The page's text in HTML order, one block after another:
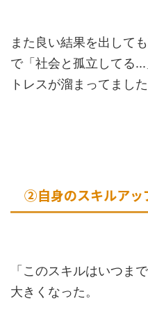
また良い結果を出して
で「社会と孤立してる
トレスが溜まってました
②自身のスキルアッ
「このスキルはいつま
大きくなった。